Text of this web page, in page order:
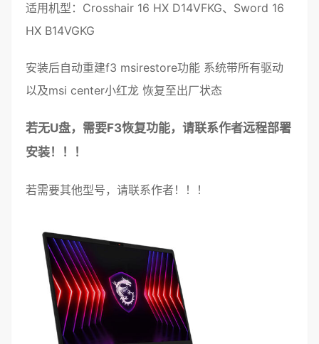
适用机型：Crosshair 16 HX D14VFKG、Sword 16
HX B14VGKG
安装后自动重建f3 msirestore功能 系统带所有驱动
以及msi center小红龙 恢复至出厂状态
若无U盘，需要F3恢复功能，请联系作者远程部署
安装！！！
若需要其他型号，请联系作者！！！